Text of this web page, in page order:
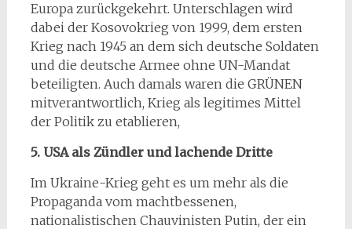
Europa zurückgekehrt. Unterschlagen wird
dabei der Kosovokrieg von 1999, dem ersten
Krieg nach 1945 an dem sich deutsche Soldaten
und die deutsche Armee ohne UN-Mandat
beteiligten. Auch damals waren die GRÜNEN
mitverantwortlich, Krieg als legitimes Mittel
der Politik zu etablieren,
5. USA als Zündler und lachende Dritte
Im Ukraine-Krieg geht es um mehr als die
Propaganda vom machtbessenen,
nationalistischen Chauvinisten Putin, der ein